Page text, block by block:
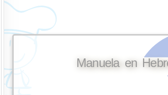
Manuela en